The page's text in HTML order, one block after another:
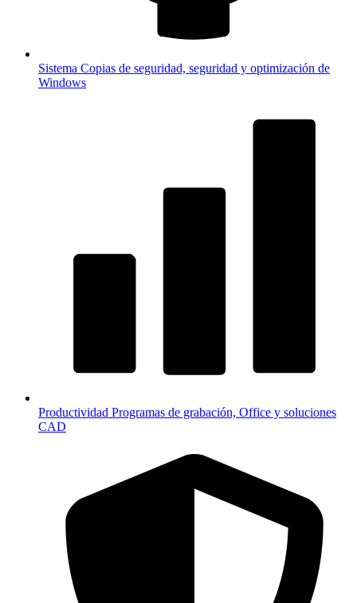
Sistema Copias de seguridad, seguridad y optimización de
Windows
Productividad Programas de grabación, Office y soluciones
CAD